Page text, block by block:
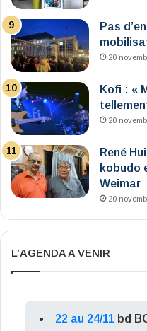
Pas
20
Kofi : «
20
René
kobudo
Weimar
20
L’AGENDA A VENIR
22 au 24/11 bd